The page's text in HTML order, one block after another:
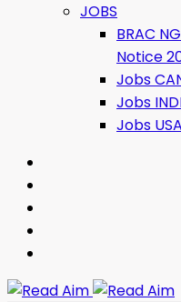
JOBS
BRAC
Notice
Jobs
Jobs
Jobs USA
Read Aim